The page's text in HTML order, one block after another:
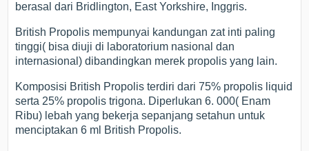
berasal dari Bridlington, East Yorkshire, Inggris.
British Propolis mempunyai kandungan zat inti paling
tinggi( bisa diuji di laboratorium nasional dan
internasional) dibandingkan merek propolis yang lain.
Komposisi British Propolis terdiri dari 75% propolis liquid
serta 25% propolis trigona. Diperlukan 6. 000( Enam
Ribu) lebah yang bekerja sepanjang setahun untuk
menciptakan 6 ml British Propolis.